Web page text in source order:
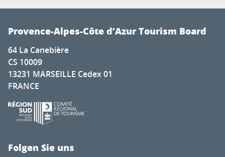
Provence-Alpes-Côte d’Azur Tourism Board
64 La Canebière
CS 10009
13231 MARSEILLE Cedex 01
FRANCE
Folgen Sie uns